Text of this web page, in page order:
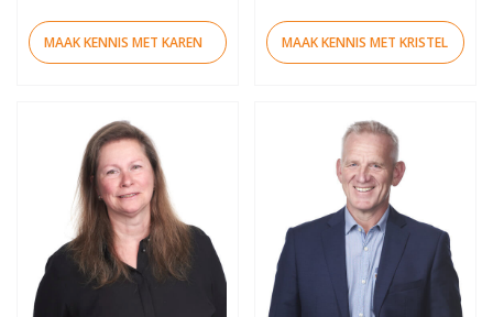
MAAK KENNIS MET KAREN MAAK KENNIS MET KRISTEL